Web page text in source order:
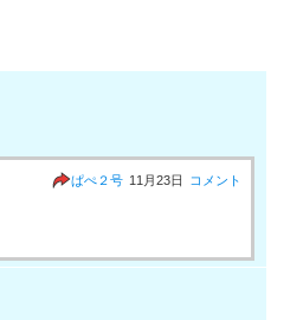
ぱぺ２号 11月23日 コメント